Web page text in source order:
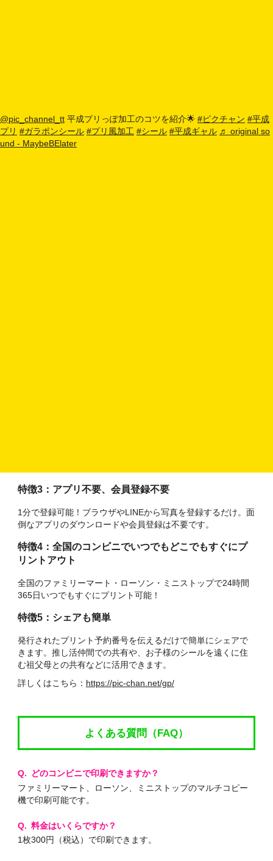
@pic_channel_tt平成プリっぽ加工のコツを紹介🌟 #ピクチャン #平成
プリ #ガラポンシール #プリ風加工 #シール #平成ギャル ♬ original so
und - MaybeBElater
特徴3：アプリ不要、会員登録不要
1分で登録可能！ブラウザやLINEから写真を登録するだけ。面
倒なアプリのダウンロードや会員登録は不要です。
特徴4：全国のコンビニでいつでもどこでもすぐにプ
リントアウト
全国のファミリーマート・ローソン・ミニストップで24時間
365日いつでもすぐにプリント可能！
特徴5：シェアも簡単
発行されたプリント予約番号を伝えるだけで簡単にシェアで
きます。推し活仲間での共有や、お子様のシールを遠くに住
む祖父母との共有などに活用できます。
詳しくはこちら： https://pic-chan.net/gp/
よくある質問（FAQ）
どのコンビニで印刷できますか？
ファミリーマート、ローソン、ミニストップのマルチコピー
機で印刷可能です。
料金はいくらですか？
1枚300円（税込）で印刷できます。